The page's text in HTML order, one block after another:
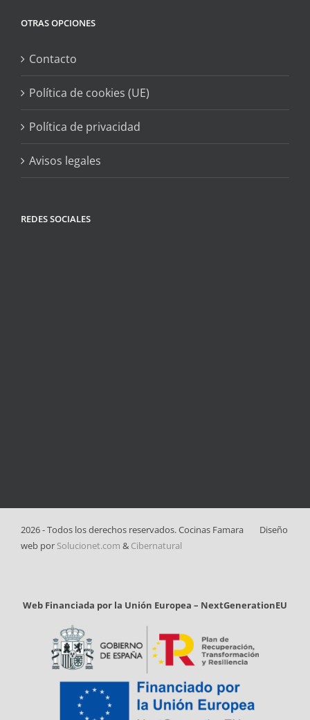
OTRAS OPCIONES
Contacto
Política de cookies (UE)
Política de privacidad
Avisos legales
REDES SOCIALES
2026 - Todos los derechos reservados. Cocinas Famara
Diseño
web por Solucionet.com & Cibernatural
Web Financiada por la Unión Europea – NextGenerationEU